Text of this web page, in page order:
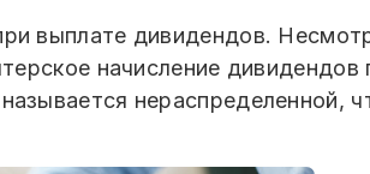
выплате дивидендов.
начисление дивидендов
нераспределенной,